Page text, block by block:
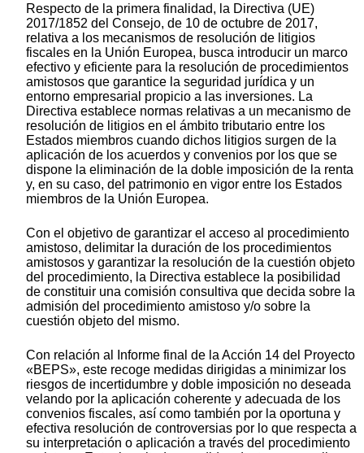
Respecto de la primera finalidad, la Directiva (UE)
2017/1852 del Consejo, de 10 de octubre de 2017,
relativa a los mecanismos de resolución de litigios
fiscales en la Unión Europea, busca introducir un marco
efectivo y eficiente para la resolución de procedimientos
amistosos que garantice la seguridad jurídica y un
entorno empresarial propicio a las inversiones. La
Directiva establece normas relativas a un mecanismo de
resolución de litigios en el ámbito tributario entre los
Estados miembros cuando dichos litigios surgen de la
aplicación de los acuerdos y convenios por los que se
dispone la eliminación de la doble imposición de la renta
y, en su caso, del patrimonio en vigor entre los Estados
miembros de la Unión Europea.
Con el objetivo de garantizar el acceso al procedimiento
amistoso, delimitar la duración de los procedimientos
amistosos y garantizar la resolución de la cuestión objeto
del procedimiento, la Directiva establece la posibilidad
de constituir una comisión consultiva que decida sobre la
admisión del procedimiento amistoso y/o sobre la
cuestión objeto del mismo.
Con relación al Informe final de la Acción 14 del Proyecto
«BEPS», este recoge medidas dirigidas a minimizar los
riesgos de incertidumbre y doble imposición no deseada
velando por la aplicación coherente y adecuada de los
convenios fiscales, así como también por la oportuna y
efectiva resolución de controversias por lo que respecta a
su interpretación o aplicación a través del procedimiento